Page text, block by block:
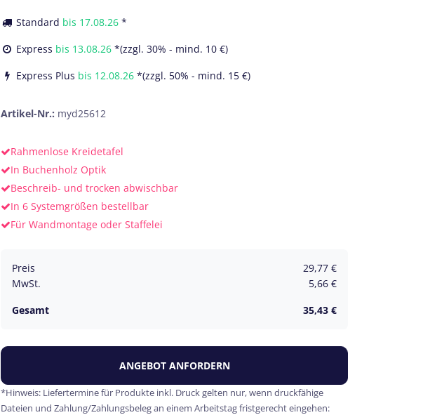
Standard bis 17.08.26 *
Express bis 13.08.26 *(zzgl. 30% - mind. 10 €)
Express Plus bis 12.08.26 *(zzgl. 50% - mind. 15 €)
Artikel-Nr.: myd25612
Rahmenlose Kreidetafel
In Buchenholz Optik
Beschreib- und trocken abwischbar
In 6 Systemgrößen bestellbar
Für Wandmontage oder Staffelei
Preis 29,77 €
MwSt.
5,66 €
Gesamt
35,43 €
ANGEBOT ANFORDERN
*Hinweis: Liefertermine für Produkte inkl. Druck gelten nur, wenn druckfähige
Dateien und Zahlung/Zahlungsbeleg an einem Arbeitstag fristgerecht eingehen: